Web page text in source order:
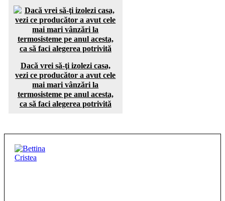
Dacă vrei să-ţi izolezi casa,
vezi ce producător a avut cele
mai mari vânzări la
termosisteme pe anul acesta,
ca să faci alegerea potrivită